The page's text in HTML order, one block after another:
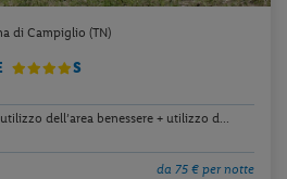
di Campiglio (TN)
S
dell’area benessere + utilizzo d...
da 75 € per notte